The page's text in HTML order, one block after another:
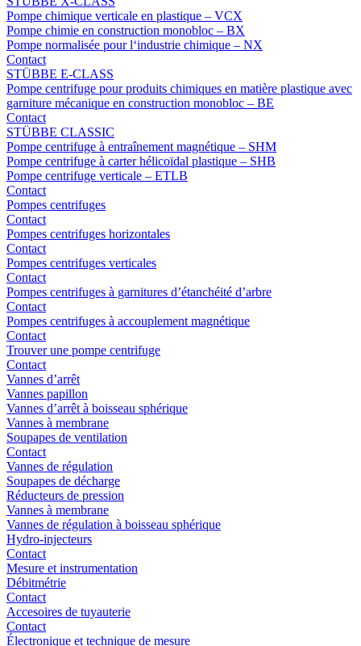
Pompe chimique verticale en plastique – VCX
Pompe chimie en construction monobloc – BX
Pompe normalisée pour l‘industrie chimique – NX
Contact
STÜBBE E-CLASS
Pompe centrifuge pour produits chimiques en matière plastique avec
garniture mécanique en construction monobloc – BE
Contact
STÜBBE CLASSIC
Pompe centrifuge à entraînement magnétique – SHM
Pompe centrifuge à carter hélicoïdal plastique – SHB
Pompe centrifuge verticale – ETLB
Contact
Pompes centrifuges
Contact
Pompes centrifuges horizontales
Contact
Pompes centrifuges verticales
Contact
Pompes centrifuges à garnitures d’étanchéité d’arbre
Contact
Pompes centrifuges à accouplement magnétique
Contact
Trouver une pompe centrifuge
Contact
Vannes d’arrêt
Vannes papillon
Vannes d’arrêt à boisseau sphérique
Vannes à membrane
Soupapes de ventilation
Contact
Vannes de régulation
Soupapes de décharge
Réducteurs de pression
Vannes à membrane
Vannes de régulation à boisseau sphérique
Hydro-injecteurs
Contact
Mesure et instrumentation
Débitmétrie
Contact
Accesoires de tuyauterie
Contact
Électronique et technique de mesure